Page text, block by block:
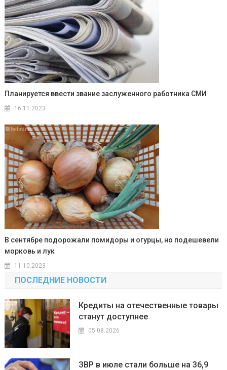
Планируется ввести звание заслуженного работника СМИ
16.11.2023
В сентябре подорожали помидоры и огурцы, но подешевели
морковь и лук
11.10.2023
ПОСЛЕДНИЕ НОВОСТИ
Кредиты на отечественные товары
станут доступнее
05.08.2026
ЗВР в июле стали больше на 36,9